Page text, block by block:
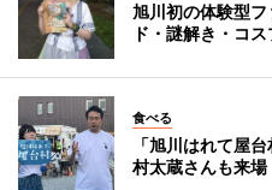
旭川初の体験型
ド・謎解き・コ
食べる
「旭川はれて屋
村太蔵さんも来場